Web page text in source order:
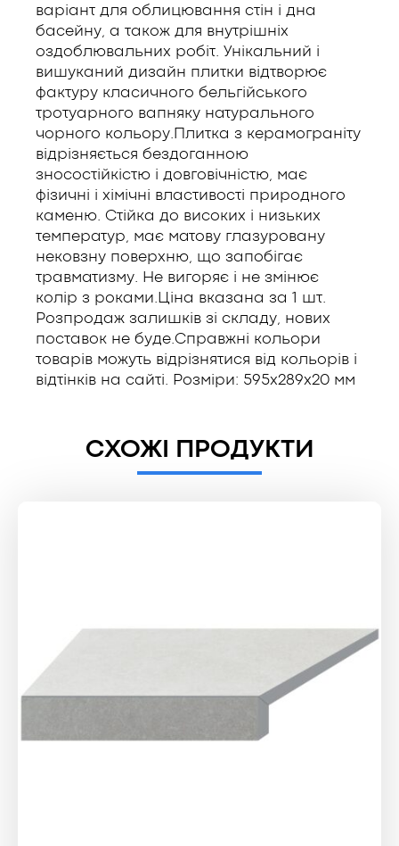
варіант для облицювання стін і дна
басейну, а також для внутрішніх
оздоблювальних робіт. Унікальний і
вишуканий дизайн плитки відтворює
фактуру класичного бельгійського
тротуарного вапняку натурального
чорного кольору.Плитка з керамограніту
відрізняється бездоганною
зносостійкістю і довговічністю, має
фізичні і хімічні властивості природного
каменю. Стійка до високих і низьких
температур, має матову глазуровану
нековзну поверхню, що запобігає
травматизму. Не вигоряє і не змінює
колір з роками.Ціна вказана за 1 шт.
Розпродаж залишків зі складу, нових
поставок не буде.Справжні кольори
товарів можуть відрізнятися від кольорів і
відтінків на сайті. Розміри: 595x289x20 мм
СХОЖІ ПРОДУКТИ